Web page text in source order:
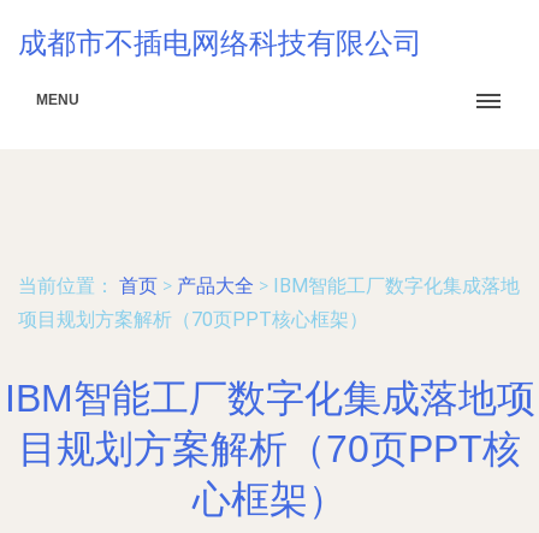
成都市不插电网络科技有限公司
MENU
当前位置： 首页 > 产品大全 > IBM智能工厂数字化集成落地
项目规划方案解析（70页PPT核心框架）
IBM智能工厂数字化集成落地项
目规划方案解析（70页PPT核
心框架）